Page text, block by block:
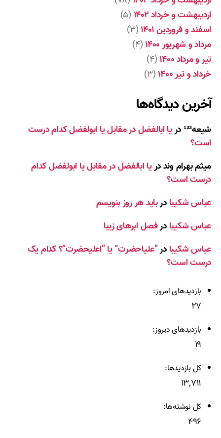
اردیبهشت و خرداد ۱۴۰۲
(۵)
اسفند و فروردین ۱۴۰۱
(۳)
مرداد و شهریور ۱۴۰۰
(۴)
تیر و مرداد ۱۴۰۰
(۴)
خرداد و تیر ۱۴۰۰
(۳)
آخرین دیدگاه‌ها
شیعه¹³³ دریا ابالفضل در مقابل یا ابولفضل کدام درست
است؟
میثم بهرام ونددریا ابالفضل در مقابل یا ابولفضل کدام
درست است؟
عباس شکیبا درباید هر روز بنویسم
عباس شکیبا درفصل ابرهای زیبا
عباس شکیبا در“علیاحضرت” یا “اعلیحضرت”؟ کدام یک
درست است؟
بازدیدهای امروز:
۲۷
بازدیدهای دیروز:
۱۹
کل بازدیدها:
۱۳,۷۱۱
کل نوشته‌ها:
۴۹۶